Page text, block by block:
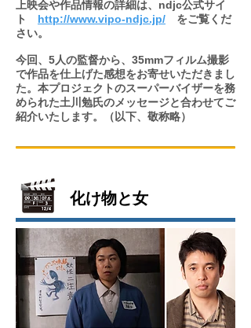
上映会や作品情報の詳細は、ndjc公式サイ
ト http://www.vipo-ndjc.jp/ をご覧くだ
さい。
今回、5人の監督から、35mmフィルム撮影
で作品を仕上げた感想をお寄せいただきまし
た。本プロジェクトのスーパーバイザーを務
められた土川勉氏のメッセージと合わせてご
紹介いたします。（以下、敬称略）
化け物と女